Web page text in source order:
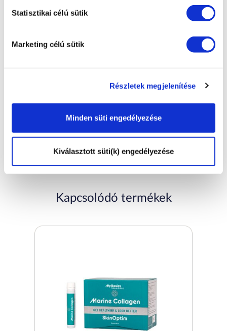
Statisztikai célú sütik
Marketing célú sütik
Részletek megjelenítése
Minden süti engedélyezése
Kiválasztott süti(k) engedélyezése
Video
Video
Kapcsolódó termékek